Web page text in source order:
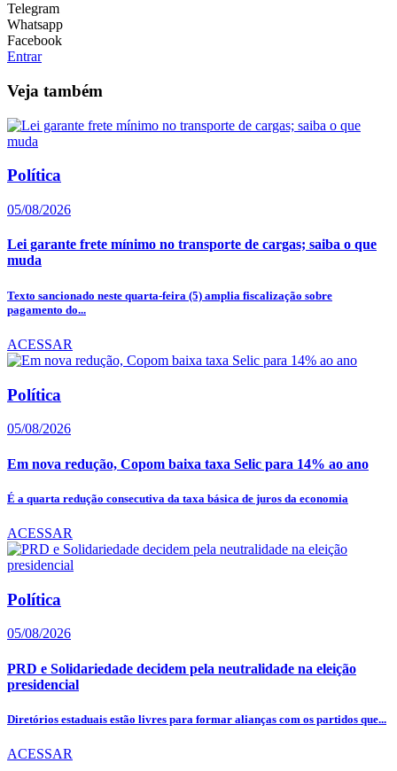
Telegram
Whatsapp
Facebook
Entrar
Veja também
Política
05/08/2026
Lei garante frete mínimo no transporte de cargas; saiba o que
muda
Texto sancionado neste quarta-feira (5) amplia fiscalização sobre
pagamento do...
ACESSAR
Política
05/08/2026
Em nova redução, Copom baixa taxa Selic para 14% ao ano
É a quarta redução consecutiva da taxa básica de juros da economia
ACESSAR
Política
05/08/2026
PRD e Solidariedade decidem pela neutralidade na eleição
presidencial
Diretórios estaduais estão livres para formar alianças com os partidos que...
ACESSAR